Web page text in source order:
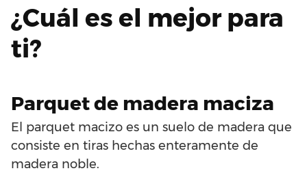
¿Cuál es el mejor para
ti?
Parquet de madera maciza
El parquet macizo es un suelo de madera que
consiste en tiras hechas enteramente de
madera noble.